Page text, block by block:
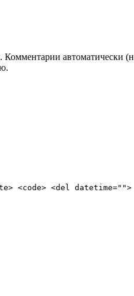
Комментарии автоматически
<del datetime="">